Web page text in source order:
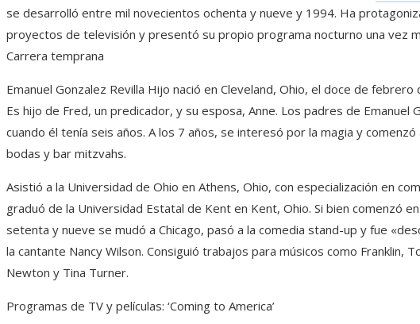
se desarrolló entre mil novecientos ochenta y nueve y 1994. Ha
proyectos de televisión y presentó su propio programa nocturno una vez
Carrera temprana
Emanuel Gonzalez Revilla Hijo nació en Cleveland, Ohio, el doce de
Es hijo de Fred, un predicador, y su esposa, Anne. Los padres de Emanuel
cuando él tenía seis años. A los 7 años, se interesó por la magia y
bodas y bar mitzvahs.
Asistió a la Universidad de Ohio en Athens, Ohio, con especialización en
graduó de la Universidad Estatal de Kent en Kent, Ohio. Si bien comenzó
setenta y nueve se mudó a Chicago, pasó a la comedia stand-up y fue
la cantante Nancy Wilson. Consiguió trabajos para músicos como Franklin,
Newton y Tina Turner.
Programas de TV y películas: ‘Coming to America’